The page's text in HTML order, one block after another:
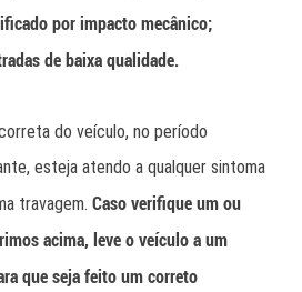
por impacto mecânico;
de baixa qualidade.
do veículo, no período
esteja atendo a qualquer sintoma
travagem.Caso verifique um ou
acima, leve o veículo a um
que seja feito um correto